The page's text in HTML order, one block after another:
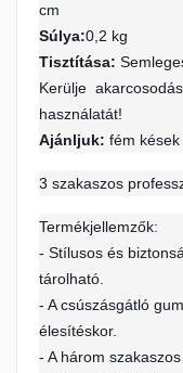
cm
Súlya:0,2 kg
Tisztítása:
Kerülje
használatát!
Ajánljuk: fém
3 szakaszos
Termékjellemzők:
- Stílusos és
tárolható.
- A csúszásgátló
élesítéskor.
- A három
My wishlists
Create new list
Kívánságlista neve
Be kell
mentéséhez.